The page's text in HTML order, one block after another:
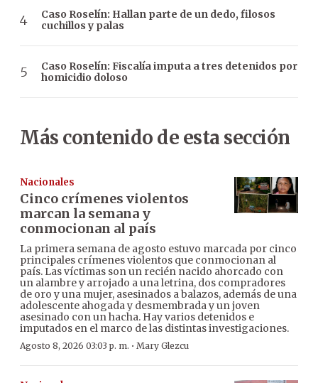
Caso Roselín: Hallan parte de un dedo, filosos
cuchillos y palas
Caso Roselín: Fiscalía imputa a tres detenidos por
homicidio doloso
Más contenido de esta sección
Nacionales
Cinco crímenes violentos
marcan la semana y
conmocionan al país
La primera semana de agosto estuvo marcada por cinco
principales crímenes violentos que conmocionan al
país. Las víctimas son un recién nacido ahorcado con
un alambre y arrojado a una letrina, dos compradores
de oro y una mujer, asesinados a balazos, además de una
adolescente ahogada y desmembrada y un joven
asesinado con un hacha. Hay varios detenidos e
imputados en el marco de las distintas investigaciones.
Agosto 8, 2026 03:03 p. m. · Mary Glezcu